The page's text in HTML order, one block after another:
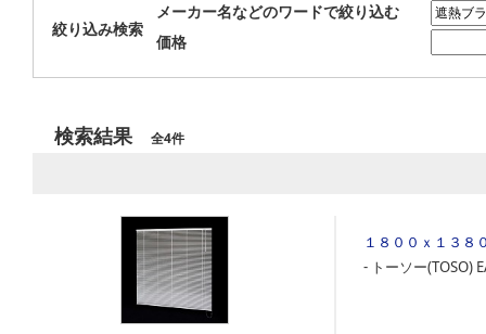
絞り込み検索
メーカー名などのワードで絞り込む
価格
検索結果 全4件
１８００ｘ１３
‐ トーソー(TOSO)